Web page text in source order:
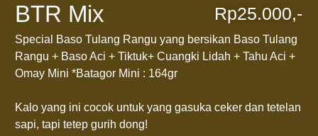
BTR Mix Rp25.000,-
Special Baso Tulang Rangu yang bersikan Baso Tulang
Rangu + Baso Aci + Tiktuk+ Cuangki Lidah + Tahu Aci +
Omay Mini *Batagor Mini : 164gr
Kalo yang ini cocok untuk yang gasuka ceker dan tetelan
sapi, tapi tetep gurih dong!